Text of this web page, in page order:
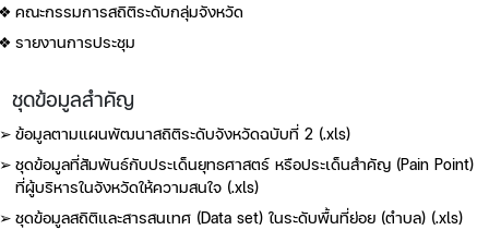
คณะกรรมการสถิติระดับกลุ่มจังหวัด
รายงานการประชุม
ชุดข้อมูลสำคัญ
ข้อมูลตามแผนพัฒนาสถิติระดับจังหวัดฉบับที่ 2 (.xls)
ชุดข้อมูลที่สัมพันธ์กับประเด็นยุทธศาสตร์ หรือประเด็นสำคัญ (Pain Point)
ที่ผู้บริหารในจังหวัดให้ความสนใจ (.xls)
ชุดข้อมูลสถิติและสารสนเทศ (Data set) ในระดับพื้นที่ย่อย (ตำบล) (.xls)